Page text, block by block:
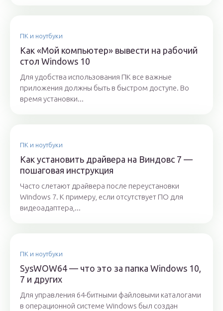
ПК и ноутбуки
Как «Мой компьютер» вывести на рабочий
стол Windows 10
Для удобства использования ПК все важные
приложения должны быть в быстром доступе. Во
время установки...
ПК и ноутбуки
Как установить драйвера на Виндовс 7 —
пошаговая инструкция
Часто слетают драйвера после переустановки
Windows 7. К примеру, если отсутствует ПО для
видеоадаптера,...
ПК и ноутбуки
SysWOW64 — что это за папка Windows 10,
7 и других
Для управления 64-битными файловыми каталогами
в операционной системе Windows был создан